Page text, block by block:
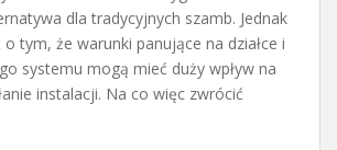
dla tradycyjnych szamb. Jednak
tym, że warunki panujące na działce i
systemu mogą mieć duży wpływ na
instalacji. Na co więc zwrócić